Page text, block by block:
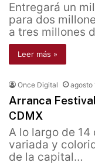
Entregará un
para dos
a tres millones
Leer más »
Once Digital agosto
Arranca
CDMX
A lo largo de
variada y
de la capital…